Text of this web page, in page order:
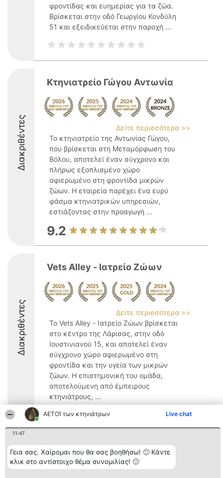
ΑΕΤΟΊ των κτηνιάτρων Live chat
11:47
Γεια σας. Χαίρομαι που θα σας βοηθήσω! 🙂 Κάντε
κλικ στο αντίστοιχο θέμα συνομιλίας! 🙂
φροντίδας και ευημερίας για τα ζώα.
Βρίσκεται στην οδό Γεωργίου Κονδύλη
51 και εξειδικεύεται στην παροχή ...
Διακριθέντες
Κτηνιατρείο Γώγου Αντωνία
Δείτε περισσότερα >>
Το κτηνιατρείο της Αντωνίας Γώγου,
που βρίσκεται στη Μεταμόρφωση του
Βόλου, αποτελεί έναν σύγχρονο και
πλήρως εξοπλισμένο χώρο
αφιερωμένο στη φροντίδα μικρών
ζώων. Η εταιρεία παρέχει ένα ευρύ
φάσμα κτηνιατρικών υπηρεσιών,
εστιάζοντας στην προαγωγή ...
9.2
Διακριθέντες
Vets Alley - Ιατρείο Ζώων
Δείτε περισσότερα >>
Το Vets Alley - Ιατρείο Ζώων βρίσκεται
στο κέντρο της Λάρισας, στην οδό
Ιουστινιανού 15, και αποτελεί έναν
σύγχρονο χώρο αφιερωμένο στη
φροντίδα και την υγεία των μικρών
ζώων. Η επιστημονική του ομάδα,
αποτελούμενη από έμπειρους
κτηνιάτρους, ...
10
Διοργανωτής της
κατάταξης
BEAUTIFUL COMPANY
Κατάταξη
Διακριθέντες
Λίστα όλων
Επικοινωνία